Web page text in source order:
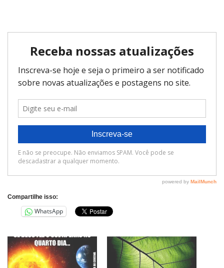
Compartilhe isso:
WhatsApp